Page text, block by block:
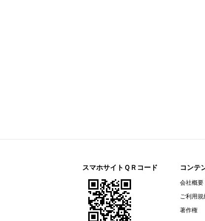
2026年12月期第２四半期（
（開示事項の経過）株式会社
リガク・ホールディングス(268A)
2026年12月期第２四半期（中
エプコ(2311)
2026年12月期第2四半期決算説
スマホサイトＱＲコード コンテ
会社概要
ご利用規
著作権